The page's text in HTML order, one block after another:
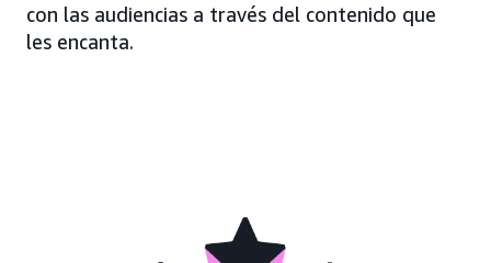
con las audiencias a través del contenido que
les encanta.